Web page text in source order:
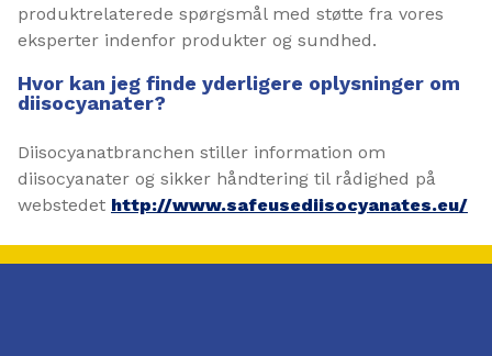
produktrelaterede spørgsmål med støtte fra vores
eksperter indenfor produkter og sundhed.
Hvor kan jeg finde yderligere oplysninger om
diisocyanater?
Diisocyanatbranchen stiller information om
diisocyanater og sikker håndtering til rådighed på
webstedet http://www.safeusediisocyanates.eu/